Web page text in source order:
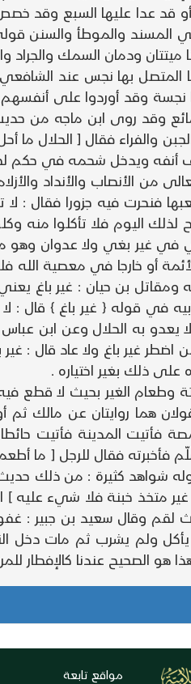
قد عدا عليها السبع وقد
المسند والموطأ والسنن
ميتتان ودمان السمك والجراد
المتصل بها نجس عند الشافعي
نجسة وقد أوردوا على
والفراء فقال [ الحلال
أنفه ويدخل شحمه في حكم
من الأنصاب والأنداد
اليوم فلا تأكلوا منه
في غير بغي ولا عدوان وهو
أو خارجا في معصية
ومقاتل بن حيان : غير باغ
في قوله { غير باغ } قال :
يعدو به الحلال وعن ابن
اضطر غير باغ ولا عاد قال :
ذلك بغير اختياره .
الغير بحيث لا قطع فيه
هما روايتان عن مالك
فأتيت المدينة فأتيت
فأخبرته فقال للرجل [ ما
شواهد كثيرة : من ذلك
متخذ خبنة فلا شيء عليه ]
لقم وقال سعيد بن جبير :
ولم يشرب ثم مات دخل
هو الصحيح عندنا كالإفطار
مواقع تابعة